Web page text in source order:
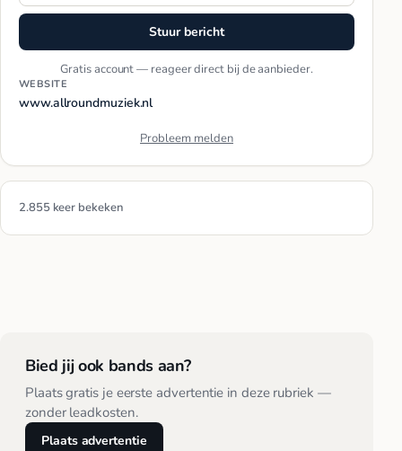
Stuur bericht
Gratis account — reageer direct bij de aanbieder.
WEBSITE
www.allroundmuziek.nl
Probleem melden
2.855 keer bekeken
Bied jij ook bands aan?
Plaats gratis je eerste advertentie in deze rubriek —
zonder leadkosten.
Plaats advertentie